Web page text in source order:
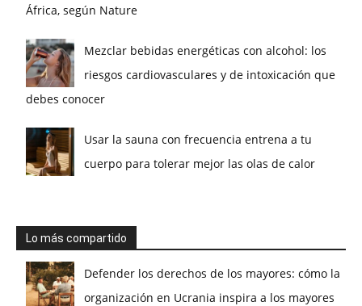
África, según Nature
Mezclar bebidas energéticas con alcohol: los
riesgos cardiovasculares y de intoxicación que
debes conocer
Usar la sauna con frecuencia entrena a tu
cuerpo para tolerar mejor las olas de calor
Lo más compartido
Defender los derechos de los mayores: cómo la
organización en Ucrania inspira a los mayores